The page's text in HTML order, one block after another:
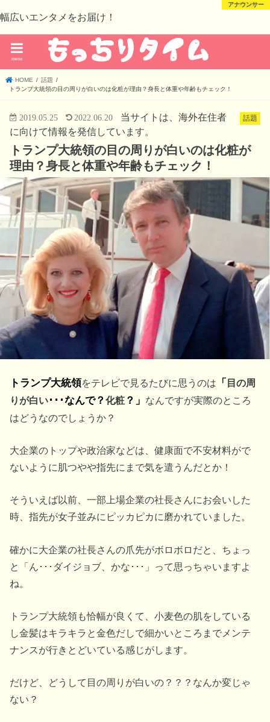
幅広いエンタメをお届け！
menu
HOME
話題
トランプ大統領の目の周りが白いのは化粧が理由？身長と体重や年齢もチェック！
話題
2019.05.25 2022.06.20
当サイトは、海外在住者
に向けて情報を発信しています。
トランプ大統領の目の周りが白いのは化粧が
理由？身長と体重や年齢もチェック！
トランプ大統領をテレビで見るたびに思うのは 「 目の周
りが白い･･･なんで？化粧 ？」 なんですが実際のところ
はどうなのでしょうか？
大企業のトップや政治家などは、健康面で不安材料がで
ないように肌つやや指先にまで気を遣うんだとか！
そういえば以前、一部上場企業の社長さんにお会いした
時、指先が女子並みにピッカピカに磨かれていました。
確かに大企業の社長さんの爪先がボロボロだと、ちょっ
と「ん･･･ダイジョブ、かな･･･」って思っちゃいますよ
ね。
トランプ大統領も恰幅が良くて、小麦色の肌をしている
し金髪はキラキラと金色だしで細かいところまでメンテ
ナンスが行きとどいている感じがします。
だけど、どうして目の周りが白いの？？？なんか変じゃ
ない？
芸能・スポーツ
芸能・スポーツ
未分類
アナウンサー